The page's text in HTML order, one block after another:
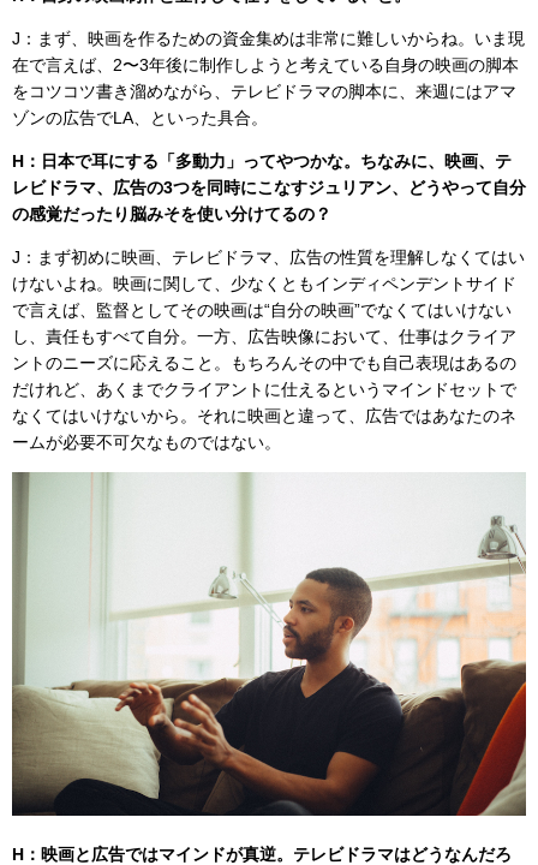
J：まず、映画を作るための資金集めは非常に難しいからね。いま現
在で言えば、2〜3年後に制作しようと考えている自身の映画の脚本
をコツコツ書き溜めながら、テレビドラマの脚本に、来週にはアマ
ゾンの広告でLA、といった具合。
H：日本で耳にする「多動力」ってやつかな。ちなみに、映画、テ
レビドラマ、広告の3つを同時にこなすジュリアン、どうやって自分
の感覚だったり脳みそを使い分けてるの？
J：まず初めに映画、テレビドラマ、広告の性質を理解しなくてはい
けないよね。映画に関して、少なくともインディペンデントサイド
で言えば、監督としてその映画は“自分の映画”でなくてはいけない
し、責任もすべて自分。一方、広告映像において、仕事はクライア
ントのニーズに応えること。もちろんその中でも自己表現はあるの
だけれど、あくまでクライアントに仕えるというマインドセットで
なくてはいけないから。それに映画と違って、広告ではあなたのネ
ームが必要不可欠なものではない。
H：映画と広告ではマインドが真逆。テレビドラマはどうなんだろ